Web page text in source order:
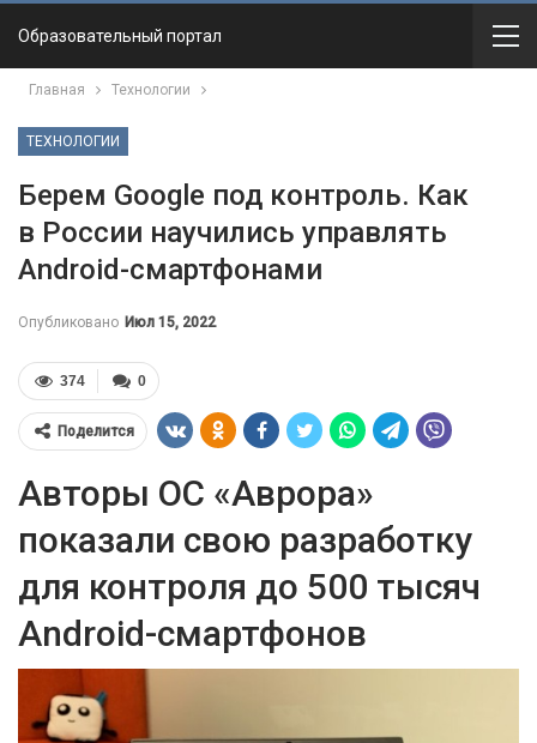
Образовательный портал
Главная Технологии
ТЕХНОЛОГИИ
Берем Google под контроль. Как
в России научились управлять
Android-смартфонами
Опубликовано Июл 15, 2022
0
374
Поделится
Авторы ОС «Аврора»
показали свою разработку
для контроля до 500 тысяч
Android-смартфонов